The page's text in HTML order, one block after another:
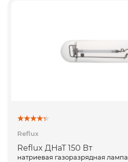
Reflux
Reflux ДНаТ 150 Вт
натриевая газоразрядная лампа